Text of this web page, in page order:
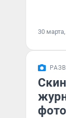
30